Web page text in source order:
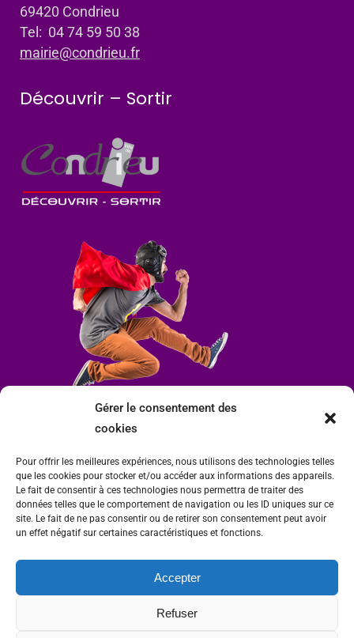
Gérer le consentement des
cookies
Pour offrir les meilleures expériences, nous utilisons des technologies telles
que les cookies pour stocker et/ou accéder aux informations des appareils.
Le fait de consentir à ces technologies nous permettra de traiter des
données telles que le comportement de navigation ou les ID uniques sur ce
site. Le fait de ne pas consentir ou de retirer son consentement peut avoir
un effet négatif sur certaines caractéristiques et fonctions.
Accepter
Refuser
69420 Condrieu
Tel: 04 74 59 50 38
mairie@condrieu.fr
Découvrir – Sortir
Mairie de Condrieu | Copyright © 2023 |Mentions légales